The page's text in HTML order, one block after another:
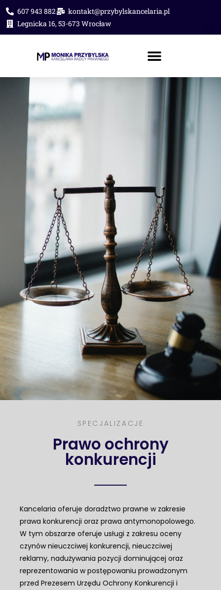
607 943 882
kontakt@przybylskancelaria.pl
Legnicka 16, 53-673 Wrocław
SPECJALIZACJE
Prawo ochrony
konkurencji
Kancelaria oferuje doradztwo prawne w zakresie
prawa konkurencji oraz prawa antymonopolowego.
W tym obszarze oferuje usługi z zakresu oceny
czynów nieuczciwej konkurencji, nieuczciwej
reklamy, nadużywania pozycji dominującej oraz
reprezentowania w postępowaniu prowadzonym
przed Prezesem Urzędu Ochrony Konkurencji i